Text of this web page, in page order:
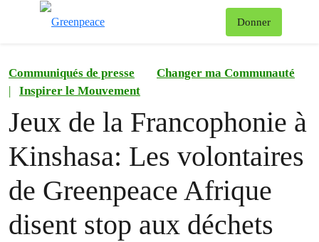
Donner
Communiqués de presse
Changer ma Communauté
|
Inspirer le Mouvement
Jeux de la Francophonie à
Kinshasa: Les volontaires
de Greenpeace Afrique
disent stop aux déchets